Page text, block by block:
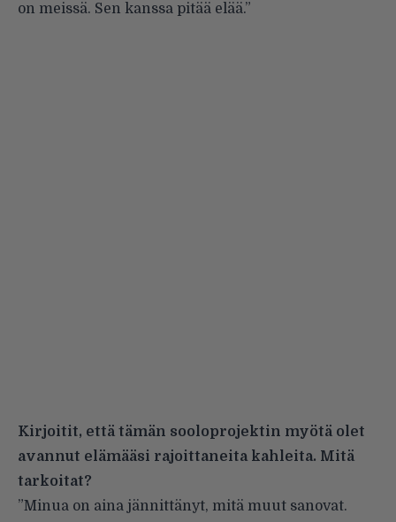
on meissä. Sen kanssa pitää elää.”
Kirjoitit, että tämän sooloprojektin myötä olet
avannut elämääsi rajoittaneita kahleita. Mitä
tarkoitat?
”Minua on aina jännittänyt, mitä muut sanovat.